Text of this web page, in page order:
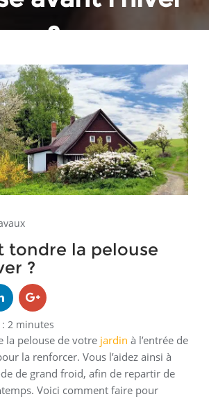
?
Conseils en travaux
tondre la pelouse avant l’hiver ?
tondre la pelouse
?
2 minutes
la pelouse de votre jardin à l’entrée de
la renforcer. Vous l’aidez ainsi à
de grand froid, afin de repartir de
Voici comment faire pour